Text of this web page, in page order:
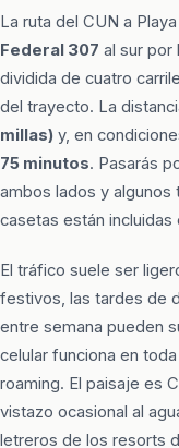
La ruta del CUN a
Federal 307 al sur por
dividida de cuatro
del trayecto. La
millas) y, en
75 minutos. Pasarás
ambos lados y
casetas están
El tráfico suele ser
festivos, las tardes de
entre semana pueden
celular funciona en
roaming. El paisaje es
vistazo ocasional al
letreros de los resorts